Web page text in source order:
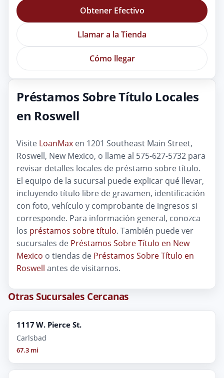
Obtener Efectivo
Llamar a la Tienda
Cómo llegar
Préstamos Sobre Título Locales
en Roswell
Visite LoanMax en 1201 Southeast Main Street,
Roswell, New Mexico, o llame al 575-627-5732 para
revisar detalles locales de préstamo sobre título.
El equipo de la sucursal puede explicar qué llevar,
incluyendo título libre de gravamen, identificación
con foto, vehículo y comprobante de ingresos si
corresponde. Para información general, conozca
los préstamos sobre título. También puede ver
sucursales de Préstamos Sobre Título en New
Mexico o tiendas de Préstamos Sobre Título en
Roswell antes de visitarnos.
Otras Sucursales Cercanas
1117 W. Pierce St.
Carlsbad
67.3 mi